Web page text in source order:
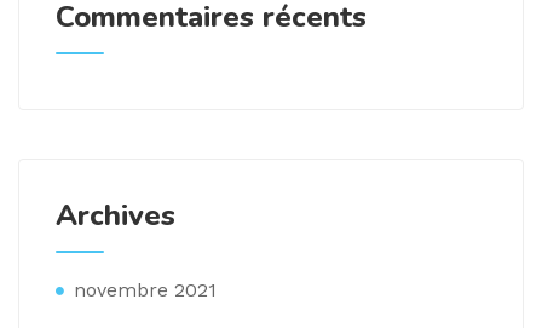
Commentaires récents
Archives
novembre 2021